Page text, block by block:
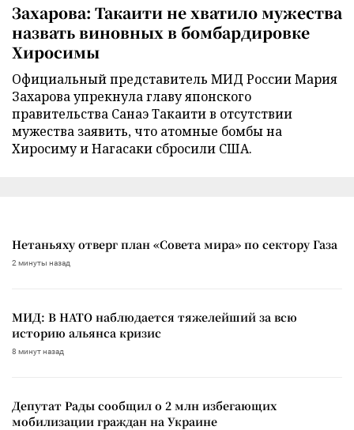
Захарова: Такаити не хватило мужества
назвать виновных в бомбардировке
Хиросимы
Официальный представитель МИД России Мария
Захарова упрекнула главу японского
правительства Санаэ Такаити в отсутствии
мужества заявить, что атомные бомбы на
Хиросиму и Нагасаки сбросили США.
Нетаньяху отверг план «Совета мира» по сектору Газа
2 минуты назад
МИД: В НАТО наблюдается тяжелейший за всю
историю альянса кризис
8 минут назад
Депутат Рады сообщил о 2 млн избегающих
мобилизации граждан на Украине